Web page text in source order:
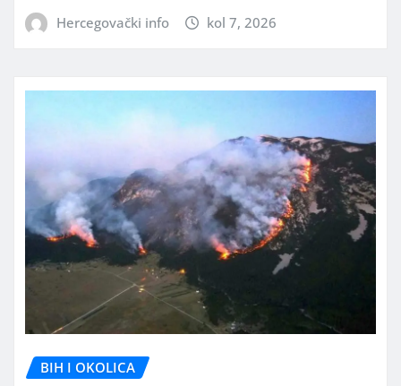
Hercegovački info kol 7, 2026
BIH I OKOLICA